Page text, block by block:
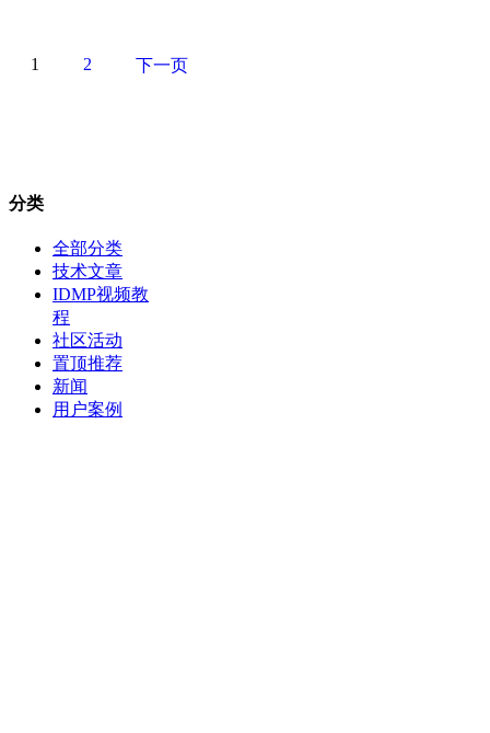
1 2 下一页
分类
全部分类
技术文章
IDMP视频教
程
社区活动
置顶推荐
新闻
用户案例